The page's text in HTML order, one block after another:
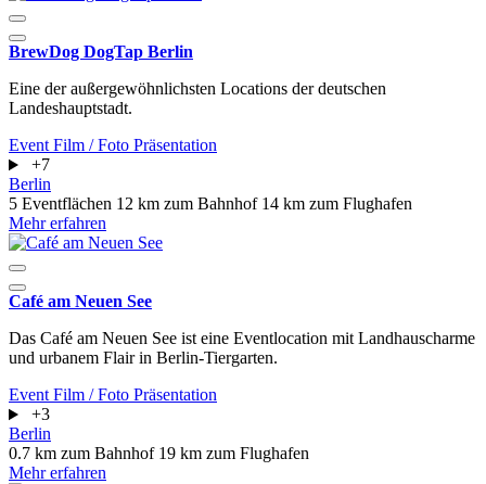
BrewDog DogTap Berlin
Eine der außergewöhnlichsten Locations der deutschen
Landeshauptstadt.
Event Film / Foto Präsentation
+7
Berlin
5 Eventflächen 12 km zum Bahnhof 14 km zum Flughafen
Mehr erfahren
Café am Neuen See
Das Café am Neuen See ist eine Eventlocation mit Landhauscharme
und urbanem Flair in Berlin-Tiergarten.
Event Film / Foto Präsentation
+3
Berlin
0.7 km zum Bahnhof 19 km zum Flughafen
Mehr erfahren